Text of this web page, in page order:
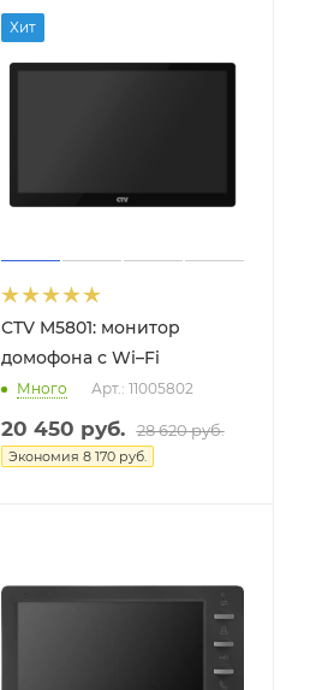
Хит
CTV M5801: монитор
домофона с Wi–Fi
Много Арт.: 11005802
20 450 руб. 28 620руб.
Экономия 8 170руб.